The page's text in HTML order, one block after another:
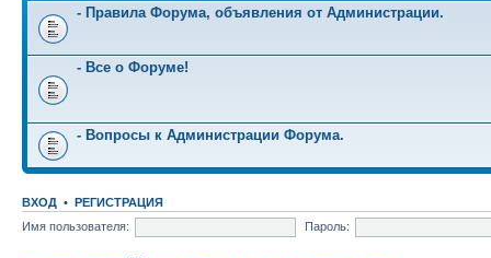
- Правила Форума, объявления от Администрации.
- Все о Форуме!
- Вопросы к Администрации Форума.
ВХОД • РЕГИСТРАЦИЯ
Имя пользователя:
Пароль: